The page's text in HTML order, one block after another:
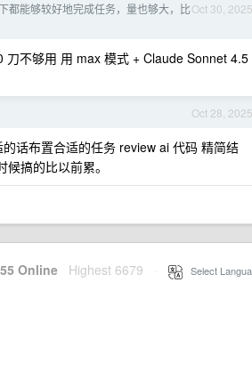
Oct 30, 2025
都能够较好地完成任务，量也够大，比
不够用 用 max 模式 + Claude Sonnet 4.5
Oct 28, 2025
话布置合适的任务 review ai 代码 精简结
搞的比以前累。
Online Highest 6679 Select